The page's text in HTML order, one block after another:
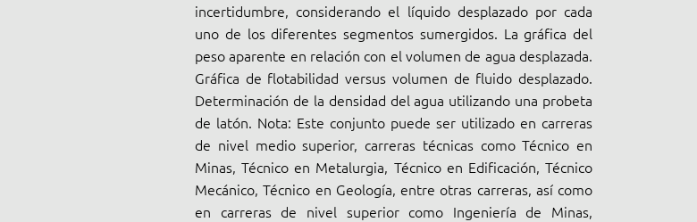
incertidumbre, considerando el líquido desplazado por cada
uno de los diferentes segmentos sumergidos. La gráfica del
peso aparente en relación con el volumen de agua desplazada.
Gráfica de flotabilidad versus volumen de fluido desplazado.
Determinación de la densidad del agua utilizando una probeta
de latón. Nota: Este conjunto puede ser utilizado en carreras
de nivel medio superior, carreras técnicas como Técnico en
Minas, Técnico en Metalurgia, Técnico en Edificación, Técnico
Mecánico, Técnico en Geología, entre otras carreras, así como
en carreras de nivel superior como Ingeniería de Minas,